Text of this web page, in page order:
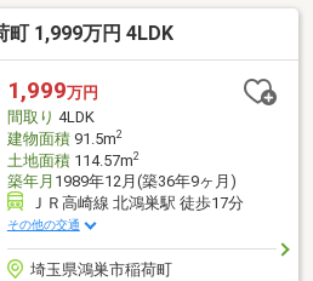
町 1,999万円 4LDK
1,999万円
間取り 4LDK
建物面積91.5m2
土地面積114.57m2
築年月 1989年12月(築36年9ヶ月)
ＪＲ高崎線 北鴻巣駅 徒歩17分
その他の交通
埼玉県鴻巣市稲荷町